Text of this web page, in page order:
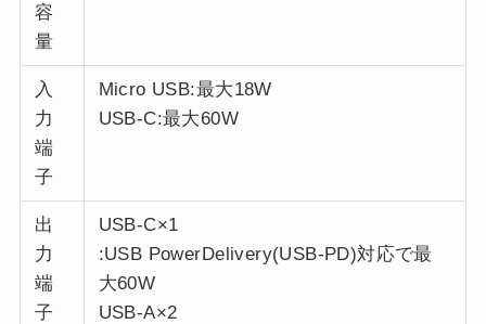
容
量
入
力
端
子
Micro USB:最大18W
USB-C:最大60W
出
力
端
子
USB-C×1
:USB PowerDelivery(USB-PD)対応で最
大60W
USB-A×2